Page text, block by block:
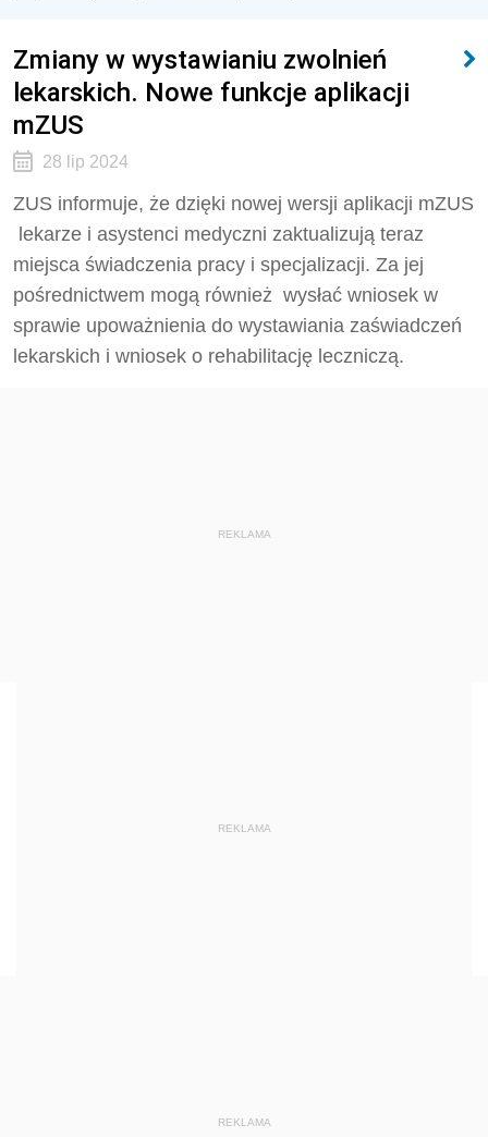
Zmiany w wystawianiu zwolnień
lekarskich. Nowe funkcje aplikacji
mZUS
28 lip 2024
ZUS informuje, że dzięki nowej wersji aplikacji mZUS
lekarze i asystenci medyczni zaktualizują teraz
miejsca świadczenia pracy i specjalizacji. Za jej
pośrednictwem mogą również wysłać wniosek w
sprawie upoważnienia do wystawiania zaświadczeń
lekarskich i wniosek o rehabilitację leczniczą.
REKLAMA
REKLAMA
REKLAMA